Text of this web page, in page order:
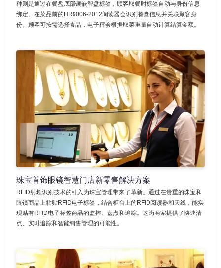
种则是通过在餐盘底部镶嵌智盘标签，顾客取餐时标签自动与身份信息
绑定。在菜品前的HR9006-2012阅读器会识别餐盘信息并关联顾客身
份。顾客可按需选择食品，电子秤会根据取菜重量自动计算结算金额。
珠宝首饰眼镜智慧门店新零售解决方案
RFID射频识别技术的引入为珠宝管理带来了革新。通过在贵重的珠宝和
眼镜商品上粘贴RFID电子标签，结合柜台上的RFID阅读器和天线，能实
现贴有RFID电子标签商品的监控、盘点和追踪。这为商家提供了快速清
点、实时追踪和智能销售管理的可能性。